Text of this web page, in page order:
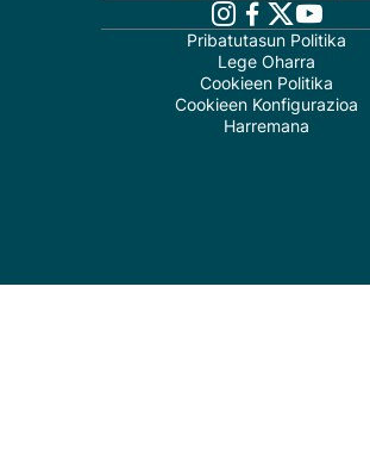
Pribatutasun Politika
Lege Oharra
Cookieen Politika
Cookieen Konfigurazioa
Harremana